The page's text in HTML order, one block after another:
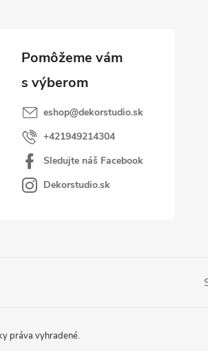
eshop@dekorstudio.sk
+421949214304
Sledujte náš Facebook
Dekorstudio.sk
práva vyhradené.